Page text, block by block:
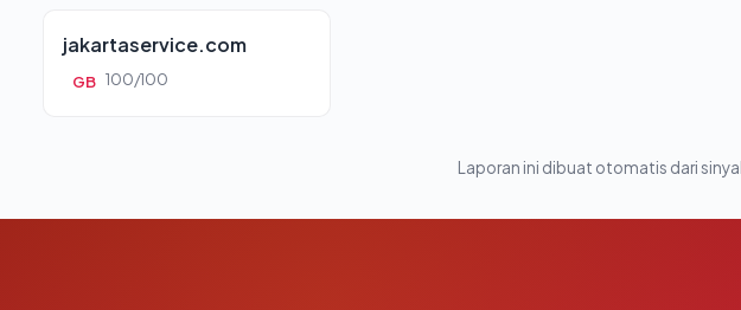
jakartaservice.com
GB 100/100
Laporan ini dibuat otomatis dari